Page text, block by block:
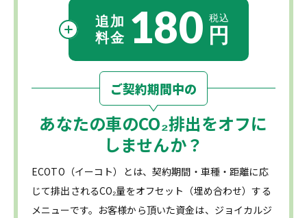
180
ご契約期間中の
あなたの車のCO₂排出をオフに
しませんか？
ECOTO（イーコト）とは、契約期間・車種・距離に応
じて排出されるCO₂量をオフセット（埋め合わせ）する
メニューです。お客様から頂いた資金は、ジョイカルジ